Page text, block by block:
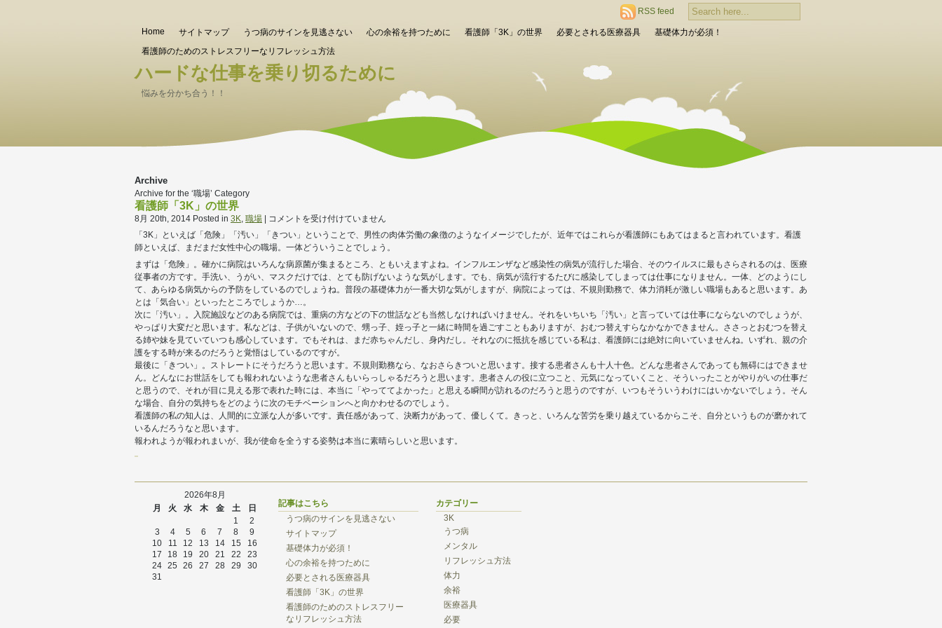
RSS feed
Home サイトマップ うつ病のサインを見逃さない 心の余裕を持つために 看護師「3K」の世界 必要とされる医療器具
基礎体力が必須！
看護師のためのストレスフリーなリフレッシュ方法
ハードな仕事を乗り切るために
悩みを分かち合う！！
Archive
Archive for the ‘職場’ Category
看護師「3K」の世界
8月 20th, 2014 Posted in 3K, 職場
看
護
師
の
世
界
は
コメントを受け付けていません
「3K」といえば「危険」「汚い」「きつい」ということで、男性の肉体労働の象徴のようなイメージでしたが、近年ではこれらが看護師にもあてはまると言われています。看護
師といえば、まだまだ女性中心の職場。一体どういうことでしょう。
まずは「危険」。確かに病院はいろんな病原菌が集まるところ、ともいえますよね。インフルエンザなど感染性の病気が流行した場合、そのウイルスに最もさらされるのは、医療
従事者の方です。手洗い、うがい、マスクだけでは、とても防げないような気がします。でも、病気が流行するたびに感染してしまっては仕事になりません。一体、どのようにし
て、あらゆる病気からの予防をしているのでしょうね。普段の基礎体力が一番大切な気がしますが、病院によっては、不規則勤務で、体力消耗が激しい職場もあると思います。あ
とは「気合い」といったところでしょうか…。
次に「汚い」。入院施設などのある病院では、重病の方などの下の世話なども当然しなければいけません。それをいちいち「汚い」と言っていては仕事にならないのでしょうが、
やっぱり大変だと思います。私などは、子供がいないので、甥っ子、姪っ子と一緒に時間を過ごすこともありますが、おむつ替えすらなかなかできません。ささっとおむつを替え
る姉や妹を見ていていつも感心しています。でもそれは、まだ赤ちゃんだし、身内だし。それなのに抵抗を感じている私は、看護師には絶対に向いていませんね。いずれ、親の介
護をする時が来るのだろうと覚悟はしているのですが。
最後に「きつい」。ストレートにそうだろうと思います。不規則勤務なら、なおさらきついと思います。接する患者さんも十人十色。どんな患者さんであっても無碍にはできませ
ん。どんなにお世話をしても報われないような患者さんもいらっしゃるだろうと思います。患者さんの役に立つこと、元気になっていくこと、そういったことがやりがいの仕事だ
と思うので、それが目に見える形で表れた時には、本当に「やっててよかった」と思える瞬間が訪れるのだろうと思うのですが、いつもそういうわけにはいかないでしょう。そん
な場合、自分の気持ちをどのように次のモチベーションへと向かわせるのでしょう。
看護師の私の知人は、人間的に立派な人が多いです。責任感があって、決断力があって、優しくて。きっと、いろんな苦労を乗り越えているからこそ、自分というものが磨かれて
いるんだろうなと思います。
報われようが報われまいが、我が使命を全うする姿勢は本当に素晴らしいと思います。
2026年8月
月
火 水 木 金 土
日
1
2
3
4 5 6 7 8
9
10
11 12 13 14 15
16
17
18 19 20 21 22
23
24 25 26 27 28 29
30
31
記事はこちら
うつ病のサインを見逃さない
サイトマップ
基礎体力が必須！
心の余裕を持つために
必要とされる医療器具
看護師「3K」の世界
看護師のためのストレスフリー
なリフレッシュ方法
カテゴリー
3K
うつ病
メンタル
リフレッシュ方法
体力
余裕
医療器具
必要